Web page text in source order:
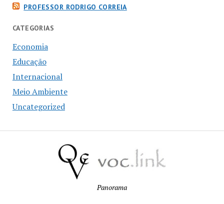
PROFESSOR RODRIGO CORREIA
CATEGORIAS
Economia
Educação
Internacional
Meio Ambiente
Uncategorized
Panorama